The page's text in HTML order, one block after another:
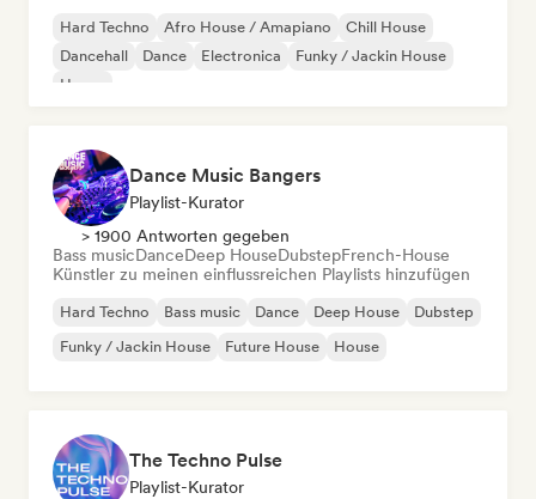
Hard Techno Afro House / Amapiano
Chill House
Dancehall
Dance Electronica
Funky / Jackin House
House
Dance Music Bangers
Playlist-Kurator
> 1900 Antworten gegeben
Bass musicDanceDeep HouseDubstepFrench-House
Künstler zu meinen einflussreichen Playlists hinzufügen
Hard Techno Bass music Dance Deep House
Dubstep
Funky / Jackin House
Future House House
The Techno Pulse
Playlist-Kurator